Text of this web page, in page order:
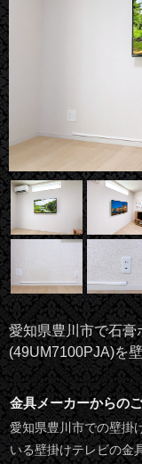
愛知県豊川市で石膏
(49UM7100PJA)を
金具メーカーからの
愛知県豊川市での壁掛
いる壁掛けテレビの金